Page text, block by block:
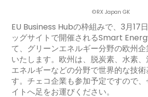
©RX Japan GK
EU Business Hubの枠組みで、 3月17
ッグサイトで開催されるSmart
て、グリーンエネルギー分野の欧州企
いたします。欧州は、脱炭素、水素
エネルギーなどの分野で世界的な技
す。チェコ企業も参加予定ですので
イトへ足をお運びください。